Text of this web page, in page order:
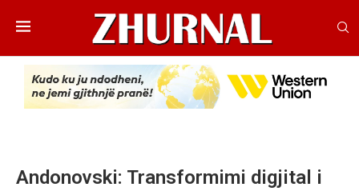
Andonovski: Transformimi digjital i